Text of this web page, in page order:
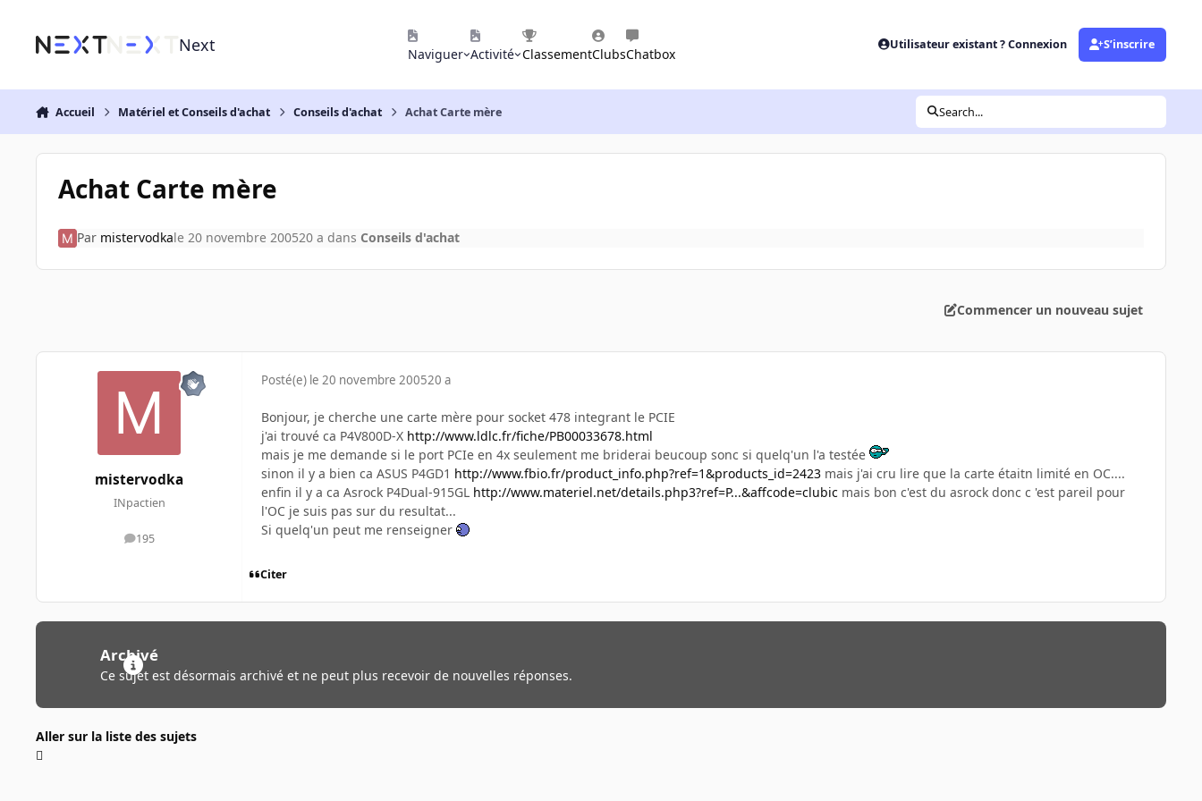
Next Naviguer Activité ClassementClubsChatbox
Utilisateur existant ? Connexion S’inscrire
Accueil Matériel et Conseils d'achat Conseils d'achat Achat Carte mère Search...
Achat Carte mère
Par mistervodkale 20 novembre 200520 a dans Conseils d'achat
Commencer un nouveau sujet
mistervodka
INpactien
195
messages
Posté(e) le 20 novembre 200520 a
Bonjour, je cherche une carte mère pour socket 478 integrant le PCIE
j'ai trouvé ca P4V800D-X http://www.ldlc.fr/fiche/PB00033678.html
mais je me demande si le port PCIe en 4x seulement me briderai beucoup sonc si quelq'un l'a testée
sinon il y a bien ca ASUS P4GD1 http://www.fbio.fr/product_info.php?ref=1&products_id=2423 mais j'ai cru lire que la carte étaitn limité en OC....
enfin il y a ca Asrock P4Dual-915GL http://www.materiel.net/details.php3?ref=P...&affcode=clubic mais bon c'est du asrock donc c 'est pareil pour
l'OC je suis pas sur du resultat...
Si quelq'un peut me renseigner
Citer
Archivé
Ce sujet est désormais archivé et ne peut plus recevoir de nouvelles réponses.
Aller sur la liste des sujets